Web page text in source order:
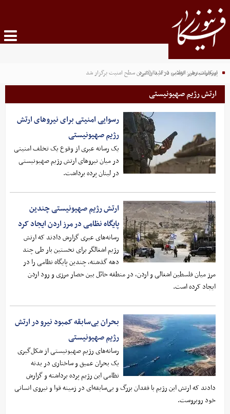
ابتکارات رهبر انقلاب در میدان نبرد
پورجمشیدیان: اربعین ۱۴۰۵ با بالاترین سطح امنیت برگزار شد
ارتش رژیم صهیونیستی
رسوایی امنیتی برای نیروهای ارتش
رژیم صهیونیستی
یک رسانه عبری از وقوع یک تخلف امنیتی
در میان نیروهای ارتش رژیم صهیونیستی
در لبنان پرده برداشت.
ارتش رژیم صهیونیستی چندین
پایگاه نظامی در مرز اردن ایجاد کرد
رسانه‌های عبری گزارش دادند که ارتش
رژیم اشغالگر برای نخستین بار طی چند
دهه گذشته، چندین پایگاه نظامی را در
مرز میان فلسطین اشغالی و اردن، در منطقه حائل بین حصار مرزی و رود اردن
ایجاد کرده است.
بحران بی‌سابقه کمبود نیرو در ارتش
رژیم صهیونیستی
رسانه‌های رژیم صهیونیستی از شکل‌گیری
یک بحران عمیق و ساختاری در بدنه
نظامی این رژیم پرده برداشته و گزارش
دادند که ارتش این رژیم با فقدان بزرگ و بی‌سابقه‌ای در زمینه قوا و نیروی انسانی
خود روبروست.